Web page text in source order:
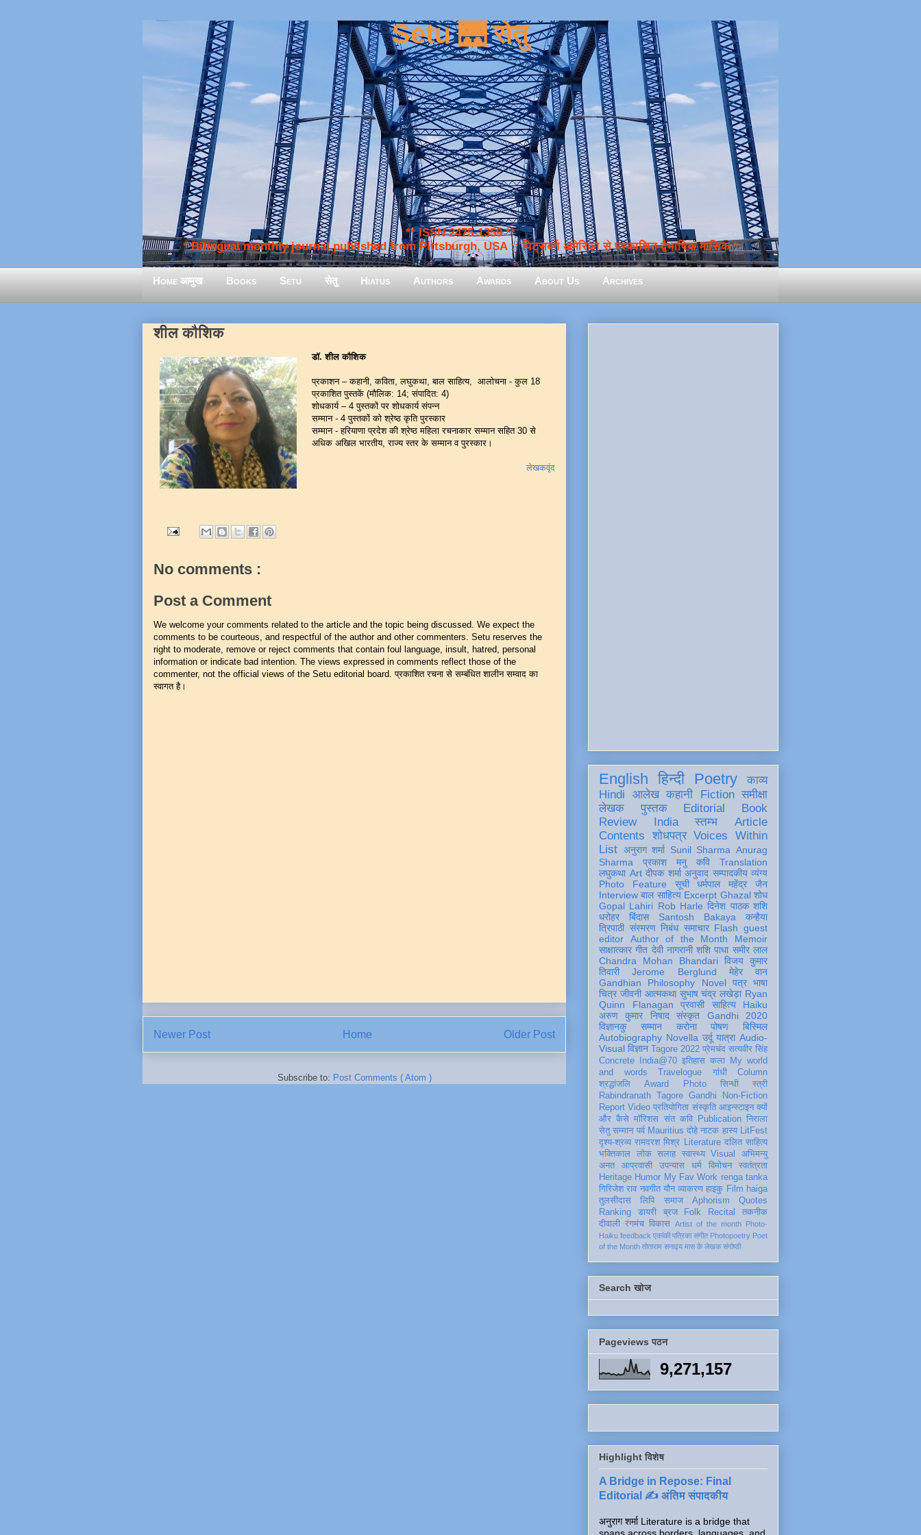
Setu 🌉 सेतु
** ISSN 2475-1359 **
* Bilingual monthly journal published from Pittsburgh, USA :: पिट्सबर्ग अमेरिका से प्रकाशित द्वैभाषिक मासिक *
Home आमुख Books Setu सेतु Hiatus Authors Awards About Us Archives
शील कौशिक
डॉ. शील कौशिक
प्रकाशन – कहानी, कविता, लघुकथा, बाल साहित्य, आलोचना - कुल 18
प्रकाशित पुस्तकें (मौलिक: 14; संपादित: 4)
शोधकार्य – 4 पुस्तकों पर शोधकार्य संपन्न
सम्मान - 4 पुस्तकों को श्रेष्ठ कृति पुरस्कार
सम्मान - हरियाणा प्रदेश की श्रेष्ठ महिला रचनाकार सम्मान सहित 30 से
अधिक अखिल भारतीय, राज्य स्तर के सम्मान व पुरस्कार।
लेखकवृंद
No comments :
Post a Comment
We welcome your comments related to the article and the topic being discussed. We expect the
comments to be courteous, and respectful of the author and other commenters. Setu reserves the
right to moderate, remove or reject comments that contain foul language, insult, hatred, personal
information or indicate bad intention. The views expressed in comments reflect those of the
commenter, not the official views of the Setu editorial board. प्रकाशित रचना से सम्बंधित शालीन सम्वाद का
स्वागत है।
Newer Post Older Post
Home
Subscribe to: Post Comments ( Atom )
English हिन्दी Poetry
काव्य
Hindi
आलेख कहानी Fiction समीक्षा
लेखक
पुस्तक Editorial
Book
Review
India स्तम्भ
Article
Contents
शोधपत्र Voices Within
List अनुराग शर्मा Sunil Sharma Anurag
Sharma
प्रकाश मनु कवि
Translation
लघुकथा Art दीपक शर्मा अनुवाद सम्पादकीय व्यंग्य
Photo Feature
सूची
धर्मपाल महेंद्र जैन
Interview बाल साहित्य Excerpt Ghazal शोध
Gopal Lahiri Rob Harle दिनेश पाठक शशि
धरोहर
बिंदास Santosh Bakaya
कन्हैया
त्रिपाठी संस्मरण निबंध समाचार Flash guest
editor
Author of the Month
Memoir
साक्षात्कार गीत देवी नागरानी शशि पाधा समीर लाल
Chandra Mohan Bhandari विजय कुमार
तिवारी
Jerome Berglund
मेहेर वान
Gandhian Philosophy
Novel पत्र भाषा
चित्र जीवनी आत्मकथा सुभाष चंद्र लखेड़ा Ryan
Quinn Flanagan
प्रवासी साहित्य
Haiku
अरुण कुमार निषाद
संस्कृत
Gandhi 2020
विज्ञानकु
सम्मान करोना पोषण
बिस्मिल
Autobiography Novella उर्दू यात्रा Audio-
Visual विज्ञान Tagore 2022 प्रेमचंद सत्यवीर सिंह
Concrete
India@70 इतिहास कला
My world
and words
Travelogue गांधी
Column
श्रद्धांजलि
Award Photo सिन्धी
स्त्री
Rabindranath Tagore Gandhi
Non-Fiction
Report Video प्रतियोगिता संस्कृति आइन्स्टाइन क्यों
और कैसे मॉरिशस संत कवि Publication निराला
सेतु सम्मान पर्व Mauritius दोहे नाटक हास्य LitFest
दृश्य-श्रव्य रामदरश मिश्र Literature दलित साहित्य
भक्तिकाल
लोक सलाह स्वास्थ्य Visual
अभिमन्यु
अनत
आप्रवासी उपन्यास धर्म विमोचन
स्वतंत्रता
Heritage Humor My Fav Work renga tanka
गिरिजेश राव नवगीत यौन व्याकरण हाइकु Film haiga
तुलसीदास
लिपि समाज Aphorism
Quotes
Ranking
डायरी ब्रज Folk Recital
तकनीक
दीवाली रंगमंच विकास Artist of the month Photo-
Haiku feedback एकांकी पत्रिका संगीत Photopoetry Poet
of the Month तोताराम सनाढ्य मास के लेखक संगोष्ठी
Search खोज
Pageviews पठन
9,271,157
Highlight विशेष
A Bridge in Repose: Final
Editorial ✍️ अंतिम संपादकीय
अनुराग शर्मा Literature is a bridge that